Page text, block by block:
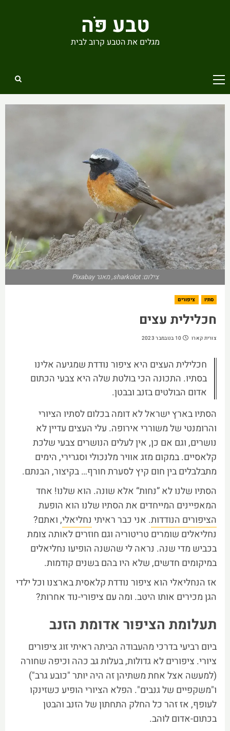
טבע פֹּה
מגלים את הטבע קרוב לבית
Primary
Menu
סתיו ציפורים
חכלילית עצים
צורית קארו 10 בנובמבר 2023
צילום: sharkolot, מאגר Pixabay
חכלילית העצים היא ציפור נודדת שמגיעה אלינו
בסתיו. התכונה הכי בולטת שלה היא צבעי הכתום
אדום הבולטים בזנב ובבטן.
הסתיו בארץ ישראל לא דומה בכלום לסתיו הציורי
והרומנטי של משוררי אירופה. עלי העצים עדיין לא
נושרים, וגם אם כן, אין לעלים הנושרים צבעי שלכת
קלאסיים. במקום מזג אוויר מלנכולי וסגרירי, הימים
מתבלבלים בין חום קיץ לסערת חורף… בקיצור, הבנתם.
הסתיו שלנו לא ”נחות“ אלא שונה. הוא שלנו! אחד
המאפיינים המייחדים את הסתיו שלנו הוא הופעת
הציפורים הנודדות. אני כבר ראיתי נחליאלי, ואתם?
נחליאלים שומרים טריטוריה וגם חוזרים לאותה צומת
בכביש מדי שנה. נראה לי שהשנה הופיעו נחליאלים
במיקומים חדשים, שלא היו בהם בשנים קודמות.
אז הנחליאלי הוא ציפור נודדת קלאסית בארצנו וכל ילדי
הגן מכירים אותו היטב. ומה עם ציפורי-נוד אחרות?
תעלומת הציפור אדומת הזנב
ביום רביעי בדרכי מהעבודה הביתה ראיתי זוג ציפורים
ציורי. ציפורים לא גדולות, בעלות גב כהה וכיפה שחורה
(למעשה אצל אחת משתיהן זה היה יותר "כובע גרב")
ו"משקפיים של גנבים". הפלא הציורי הופיע כשזינקו
לעופף, אז זהר כל החלק התחתון של הזנב והבטן
בכתום-אדום לוהב.